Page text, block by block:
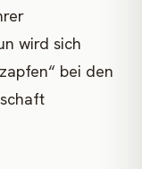
wird sich
bei den